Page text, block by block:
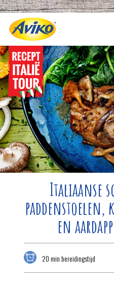
Italiaanse
en
20 min bereidingstijd